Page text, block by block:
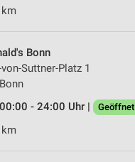
Bonn
Suttner-Platz 1
- 24:00 Uhr |
Geöffnet